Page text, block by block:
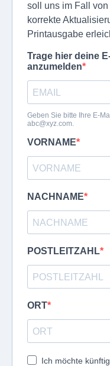
soll uns im Fall
korrekte
Printausgabe
Trage hier deine
anzumelden
Geben Sie bitte Ihre E-
abc@xyz.com.
VORNAME
NACHNAME
POSTLEITZAHL
ORT
Ich möchte